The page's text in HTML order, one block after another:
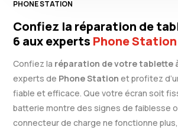
PHONE STATION
Confiez la réparation de
6 aux experts Phone Station
Confiez la réparation de votre tablette
experts de Phone Station et profitez
fiable et efficace. Que votre écran soit
batterie montre des signes de faiblesse
connecteur de charge ne fonctionne